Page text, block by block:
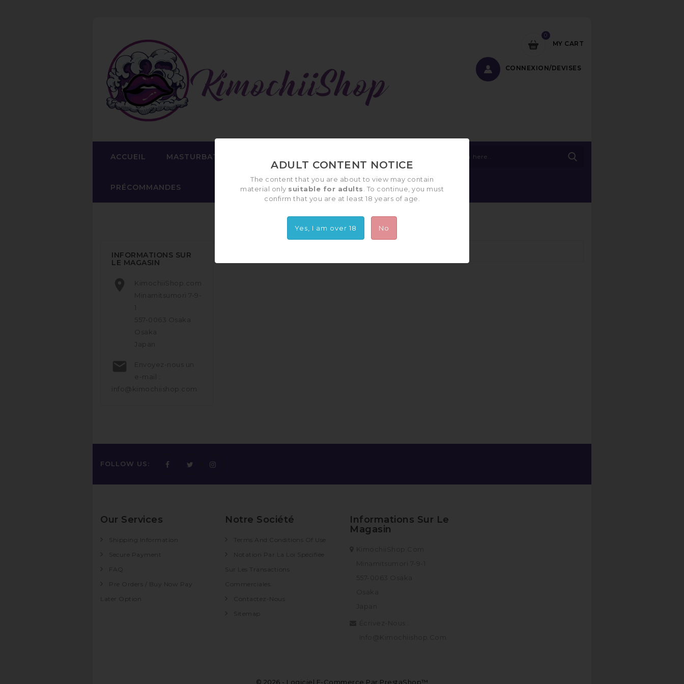
MY CART
0
CONNEXION/DEVISES
ACCUEIL MASTURBATEURS
PRÉCOMMANDES
INFORMATIONS SUR
LE MAGASIN

KimochiiShop.com
Minamitsumori 7-9-
1
557-0063 Osaka
Osaka
Japan

Envoyez-nous un
e-mail :
info@kimochiishop.com
FOLLOW US:
Our Services
Shipping Information
Secure Payment
FAQ
Pre Orders / Buy Now Pay
Later Option
Notre Société
Terms And Conditions Of Use
Notation Par La Loi Spécifiée
Sur Les Transactions
Commerciales.
Contactez-Nous
Sitemap
Informations Sur Le
Magasin
ADULT CONTENT NOTICE
The content that you are about to view may contain
material only suitable for adults . To continue, you must
confirm that you are at least 18 years of age.
Yes, I am over 18 No
© 2026 - Logiciel E-Commerce Par PrestaShop™